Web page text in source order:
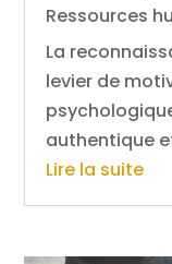
Ressources
La
levier de
authentique
Lire la suite